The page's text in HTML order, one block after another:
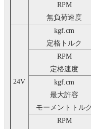
RPM
無負荷速度
24V
kgf.cm
定格トルク
RPM
定格速度
kgf.cm
最大許容
モーメントトルク
RPM